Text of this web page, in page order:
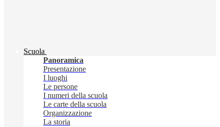
Scuola
Panoramica
Presentazione
I luoghi
Le persone
I numeri della scuola
Le carte della scuola
Organizzazione
La storia